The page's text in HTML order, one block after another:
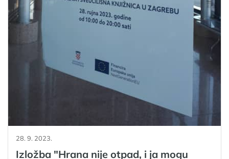
28. 9. 2023.
Izložba "Hrana nije otpad, i ja mogu